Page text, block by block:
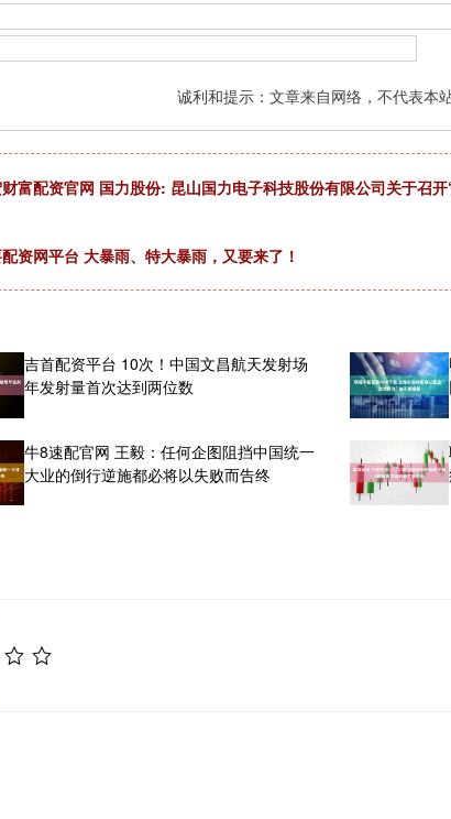
诚利和提示：文章来自网络，不代表本站
富配资官网 国力股份: 昆山国力电子科技股份有限公司关于召
资网平台 大暴雨、特大暴雨，又要来了！
吉首配资平台 10次！中国文昌航天发射场
年发射量首次达到两位数
牛8速配官网 王毅：任何企图阻挡中国统一
大业的倒行逆施都必将以失败而告终